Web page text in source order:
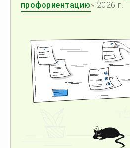
профориентацию» 2026 г.